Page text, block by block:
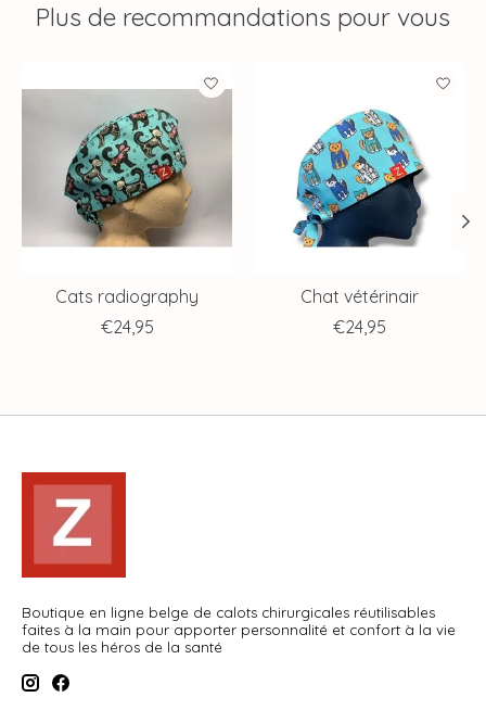
Plus de recommandations pour vous
Articles du carrousel de produits
Cats radiography
€24,95
Chat vétérinair
€24,95
Boutique en ligne belge de calots chirurgicales réutilisables
faites à la main pour apporter personnalité et confort à la vie
de tous les héros de la santé